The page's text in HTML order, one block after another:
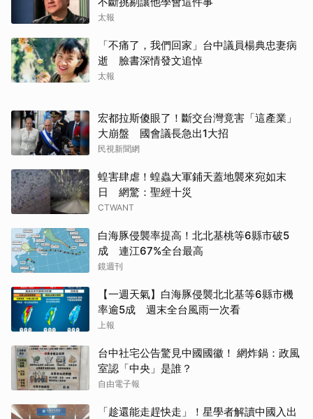
太報
「不痛了，我們回家」台中議員楊典忠妻病
逝 臉書深情發文追悼
太報
宏都拉斯傻眼了！斷交台灣竟害「這產業」
大崩盤 國會議長急出1大招
民視新聞網
蝗害肆虐！蝗蟲大軍鋪天蓋地襲來宛如末
日 網驚：聖經十災
CTWANT
白海豚侵襲率提高！北北基桃等6縣市破5
成 連江67%全台最高
鏡週刊
【一週天氣】白海豚侵襲北北基等6縣市機
率逾5成 週末全台風雨一次看
上報
台中社宅公告驚見中國國徽！ 網炸鍋：政風
室認「中央」是誰？
自由電子報
「趁還能走趕快走」！星學者解讀中國入出
取消